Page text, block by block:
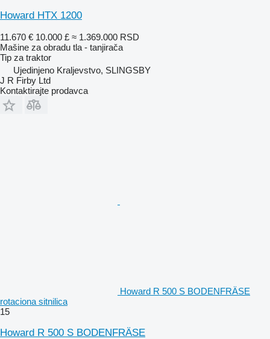
Howard HTX 1200
11.670 € 10.000 £ ≈ 1.369.000 RSD
Mašine za obradu tla - tanjirača
Tip za traktor
Ujedinjeno Kraljevstvo, SLINGSBY
J R Firby Ltd
Kontaktirajte prodavca
Howard R 500 S BODENFRÄSE
rotaciona sitnilica
15
Howard R 500 S BODENFRÄSE